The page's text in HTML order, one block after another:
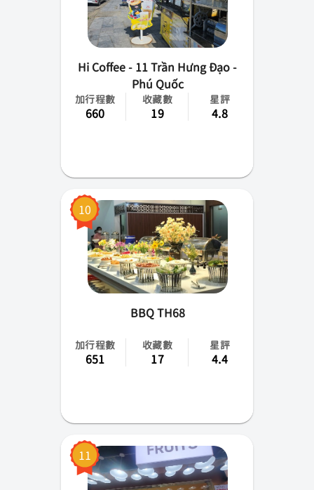
Hi Coffee - 11 Trần Hưng Đạo -
Phú Quốc
加行程數
660
收藏數
19
星評
4.8
10
BBQ TH68
加行程數
651
收藏數
17
星評
4.4
11